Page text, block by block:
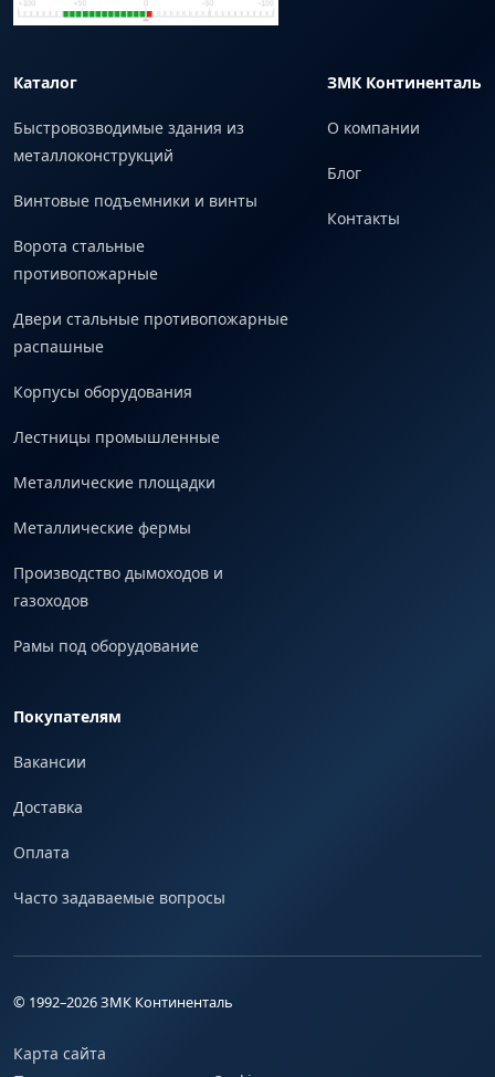
Каталог
Быстровозводимые здания из
металлоконструкций
Винтовые подъемники и винты
Ворота стальные
противопожарные
Двери стальные противопожарные
распашные
Корпусы оборудования
Лестницы промышленные
Металлические площадки
Металлические фермы
Производство дымоходов и
газоходов
Рамы под оборудование
ЗМК Континенталь
О компании
Блог
Контакты
Покупателям
Вакансии
Доставка
Оплата
Часто задаваемые вопросы
© 1992–2026ЗМК Континенталь
Карта сайта